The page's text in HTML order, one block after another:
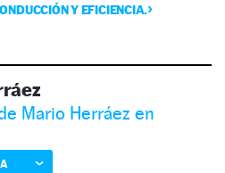
Y EFICIENCIA.
Mario Herráez en